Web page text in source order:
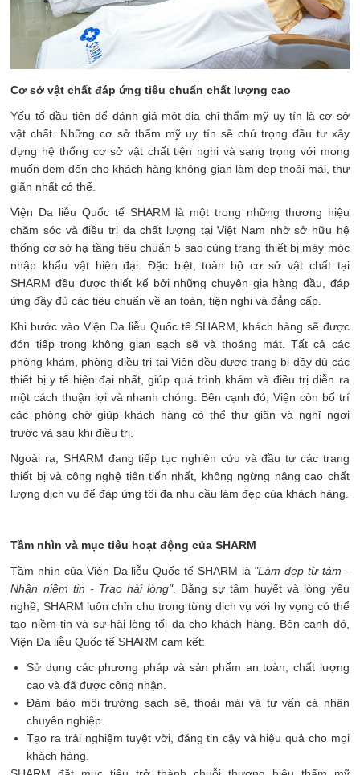
Cơ sở vật chất đáp ứng tiêu chuẩn chất lượng cao
Yếu tố đầu tiên để đánh giá một địa chỉ thẩm mỹ uy tín là cơ sở
vật chất. Những cơ sở thẩm mỹ uy tín sẽ chú trọng đầu tư xây
dựng hệ thống cơ sở vật chất tiện nghi và sang trọng với mong
muốn đem đến cho khách hàng không gian làm đẹp thoải mái, thư
giãn nhất có thể.
Viện Da liễu Quốc tế SHARM là một trong những thương hiệu
chăm sóc và điều trị da chất lượng tại Việt Nam nhờ sở hữu hệ
thống cơ sở hạ tầng tiêu chuẩn 5 sao cùng trang thiết bị máy móc
nhập khẩu vật hiện đại. Đặc biệt, toàn bộ cơ sở vật chất tại
SHARM đều được thiết kế bởi những chuyên gia hàng đầu, đáp
ứng đầy đủ các tiêu chuẩn về an toàn, tiện nghi và đẳng cấp.
Khi bước vào Viện Da liễu Quốc tế SHARM, khách hàng sẽ được
đón tiếp trong không gian sạch sẽ và thoáng mát. Tất cả các
phòng khám, phòng điều trị tại Viện đều được trang bị đầy đủ các
thiết bị y tế hiện đại nhất, giúp quá trình khám và điều trị diễn ra
một cách thuận lợi và nhanh chóng. Bên cạnh đó, Viện còn bố trí
các phòng chờ giúp khách hàng có thể thư giãn và nghỉ ngơi
trước và sau khi điều trị.
Ngoài ra, SHARM đang tiếp tục nghiên cứu và đầu tư các trang
thiết bị và công nghệ tiên tiến nhất, không ngừng nâng cao chất
lượng dịch vụ để đáp ứng tối đa nhu cầu làm đẹp của khách hàng.
Tầm nhìn và mục tiêu hoạt động của SHARM
Tầm nhìn của Viện Da liễu Quốc tế SHARM là "Làm đẹp từ tâm -
Nhận niềm tin - Trao hài lòng".
Bằng sự tâm huyết và lòng yêu
nghề, SHARM luôn chỉn chu trong từng dịch vụ với hy vọng có thể
tạo niềm tin và sự hài lòng tối đa cho khách hàng. Bên cạnh đó,
Viện Da liễu Quốc tế SHARM cam kết:
Sử dụng các phương pháp và sản phẩm an toàn, chất lượng
cao và đã được công nhận.
Đảm bảo môi trường sạch sẽ, thoải mái và tư vấn cá nhân
chuyên nghiệp.
Tạo ra trải nghiệm tuyệt vời, đáng tin cậy và hiệu quả cho mọi
khách hàng.